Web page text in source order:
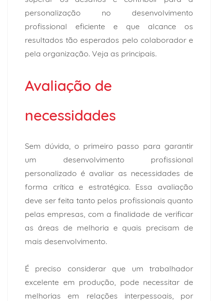
personalização no desenvolvimento
profissional eficiente e que alcance os
resultados tão esperados pelo colaborador e
pela organização. Veja as principais.
Avaliação de
necessidades
Sem dúvida, o primeiro passo para garantir
um desenvolvimento profissional
personalizado é avaliar as necessidades de
forma crítica e estratégica. Essa avaliação
deve ser feita tanto pelos profissionais quanto
pelas empresas, com a finalidade de verificar
as áreas de melhoria e quais precisam de
mais desenvolvimento.
É preciso considerar que um trabalhador
excelente em produção, pode necessitar de
melhorias em relações interpessoais, por